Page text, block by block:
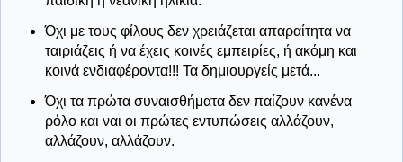
Όχι με τους φίλους δεν χρειάζεται απαραίτητα να
ταιριάζεις ή να έχεις κοινές εμπειρίες, ή ακόμη και
κοινά ενδιαφέροντα!!! Τα δημιουργείς μετά...
Όχι τα πρώτα συναισθήματα δεν παίζουν κανένα
ρόλο και ναι οι πρώτες εντυπώσεις αλλάζουν,
αλλάζουν, αλλάζουν.